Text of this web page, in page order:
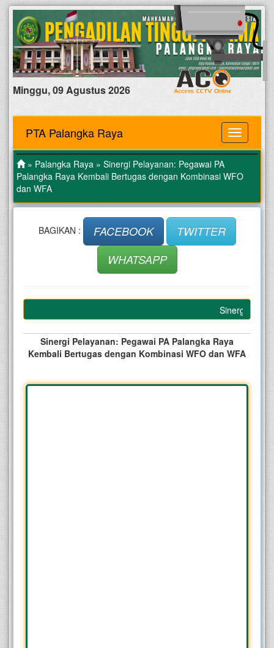
Minggu, 09 Agustus 2026
MENU
PTA Palangka Raya
» Palangka Raya » Sinergi Pelayanan: Pegawai PA
Palangka Raya Kembali Bertugas dengan Kombinasi WFO
dan WFA
BAGIKAN : FACEBOOK
TWITTER
WHATSAPP
Sinergi
Sinergi Pelayanan: Pegawai PA Palangka Raya
Kembali Bertugas dengan Kombinasi WFO dan WFA